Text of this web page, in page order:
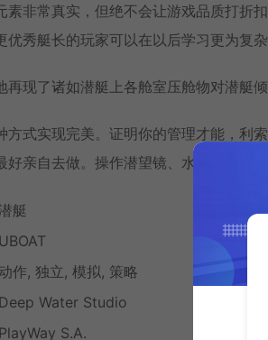
素非常真实，但绝不会让游戏品质打折
优秀艇长的玩家可以在以后学习更为复杂
再现了诸如潜艇上各舱室压舱物对潜艇
方式实现完美。证明你的管理才能，利
好亲自去做。操作潜望镜、水听器或是
艇
UBOAT
作, 独立, 模拟, 策略
Deep Water Studio
PlayWay S.A.